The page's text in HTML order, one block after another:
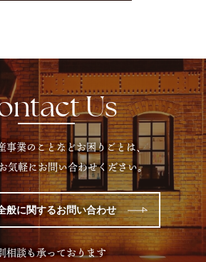
Us
事業のことなどお困りごとは、
気軽にお問い合わせください。
般に関するお問い合わせ
相談も承っております